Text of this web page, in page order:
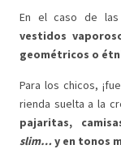
En el caso de las
vestidos
geométricos o
Para los chicos,
rienda suelta a la
pajaritas,
slim… y en tonos